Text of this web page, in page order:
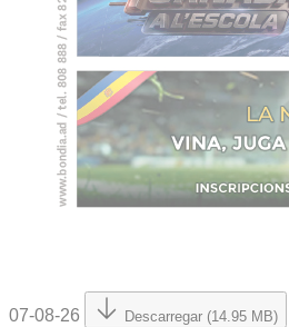
07-08-26 Descarregar (14.95 MB)